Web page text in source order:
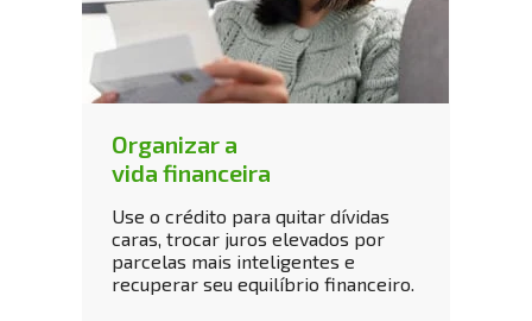
Organizar a
vida financeira
Use o crédito para quitar dívidas
caras, trocar juros elevados por
parcelas mais inteligentes e
recuperar seu equilíbrio financeiro.